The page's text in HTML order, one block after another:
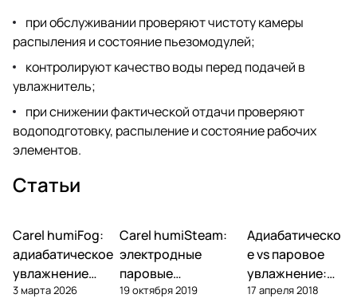
при обслуживании проверяют чистоту камеры
распыления и состояние пьезомодулей;
контролируют качество воды перед подачей в
увлажнитель;
при снижении фактической отдачи проверяют
водоподготовку, распыление и состояние рабочих
элементов.
Статьи
Увлажнение
Carel humiFog:
адиабатическое
увлажнение
высокого
3 марта 2026
Увлажнение
Carel humiSteam:
электродные
паровые
увлажнители —
19 октября 2019
Увлажнение
Адиабатическо
е vs паровое
увлажнение:
что выбрать
17 апреля 2018